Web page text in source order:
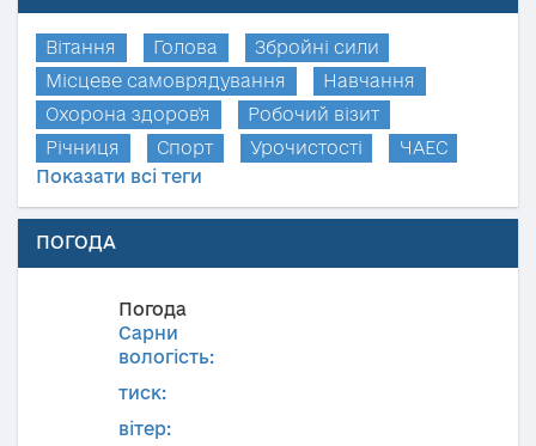
Вітання Голова
Збройні сили
Місцеве самоврядування
Навчання
Охорона здоров'я
Робочий візит
Річниця
Спорт Урочистості
ЧАЕС
Показати всі теги
ПОГОДА
Погода
Сарни
вологість:
тиск:
вітер: